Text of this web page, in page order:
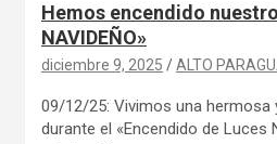
Hemos encendido nuestro
NAVIDEÑO»
diciembre 9, 2025 ALTO
09/12/25: Vivimos una hermosa
durante el «Encendido de Luces